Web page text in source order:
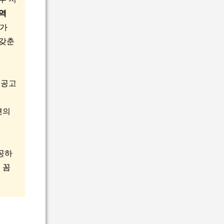
가
춘
고
하
꼼